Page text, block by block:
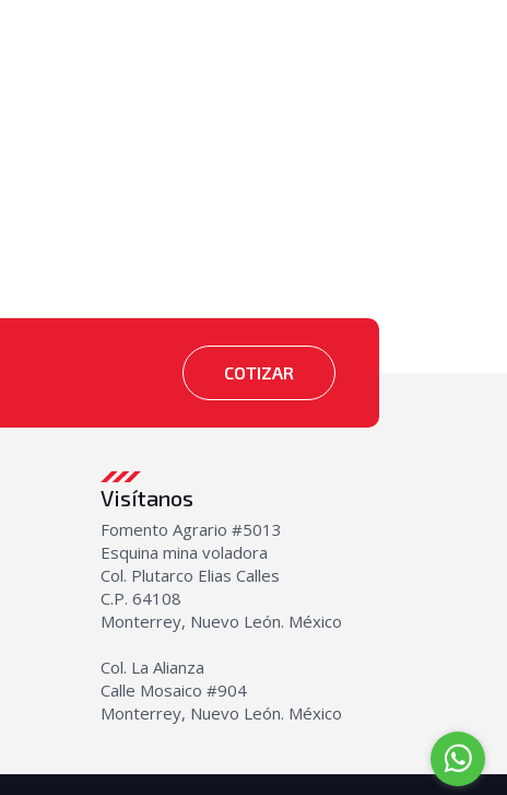
COTIZAR
Visítanos
Fomento Agrario #5013
Esquina mina voladora
Col. Plutarco Elias Calles
C.P. 64108
Monterrey, Nuevo León. México
Col. La Alianza
Calle Mosaico #904
Monterrey, Nuevo León. México